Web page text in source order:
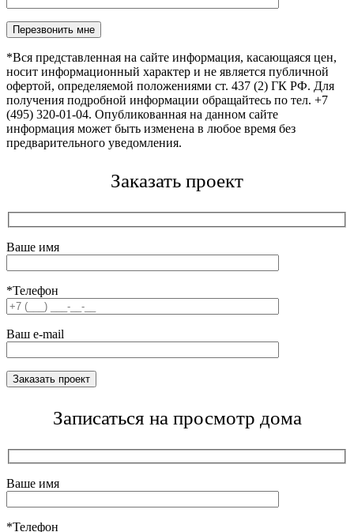
Оставьте это поле пустым.
*Вся представленная на сайте информация, касающаяся цен,
носит информационный характер и не является публичной
офертой, определяемой положениями ст. 437 (2) ГК РФ. Для
получения подробной информации обращайтесь по тел. +7
(495) 320-01-04. Опубликованная на данном сайте
информация может быть изменена в любое время без
предварительного уведомления.
Заказать проект
Ваше имя
*Телефон
Ваш e-mail
Записаться на просмотр дома
Ваше имя
*Телефон